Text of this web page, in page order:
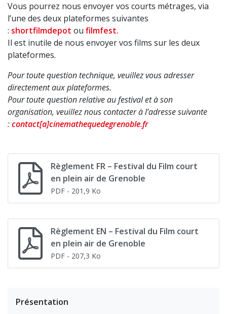
Vous pourrez nous envoyer vos courts métrages, via
l’une des deux plateformes suivantes
: shortfilmdepot ou filmfest.
Il est inutile de nous envoyer vos films sur les deux
plateformes.
Pour toute question technique, veuillez vous adresser
directement aux plateformes.
Pour toute question relative au festival et à son
organisation, veuillez nous contacter à l’adresse suivante
:contact[a]cinemathequedegrenoble.fr
Règlement FR – Festival du Film court
en plein air de Grenoble
PDF - 201,9 Ko
Règlement EN – Festival du Film court
en plein air de Grenoble
PDF - 207,3 Ko
Présentation